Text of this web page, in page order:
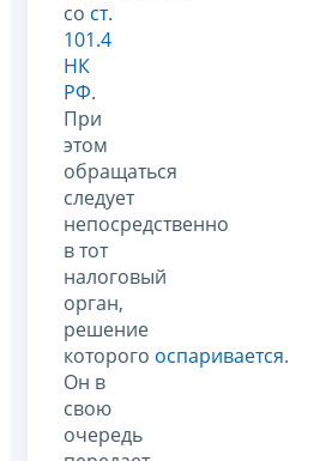
со ст.
101.4
НК
РФ.
При
этом
обращаться
следует
непосредственно
в тот
налоговый
орган,
решение
которого оспаривается.
Он в
свою
очередь